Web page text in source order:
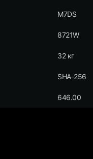
M7DS
8721W
32 кг
SHA-256
646.00